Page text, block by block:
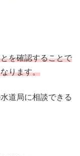
を確認することで
ります。
道局に相談できる